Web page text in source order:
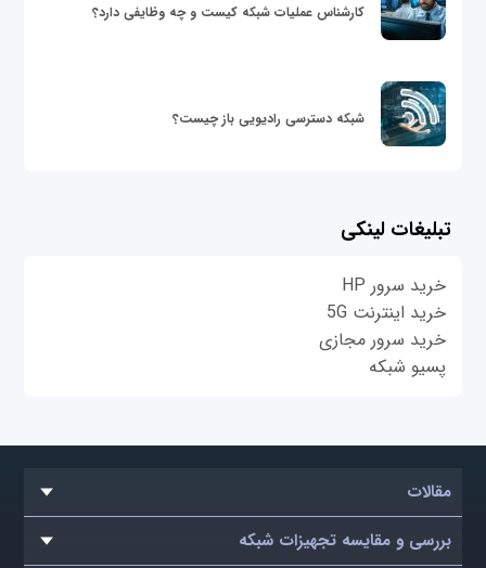
کارشناس عملیات شبکه کیست و چه وظایفی دارد؟
شبکه دسترسی رادیویی باز چیست؟
تبلیغات لینکی
خرید سرور HP
خرید اینترنت 5G
خرید سرور مجازی
پسیو شبکه
مقالات
بررسی و مقایسه تجهیزات شبکه